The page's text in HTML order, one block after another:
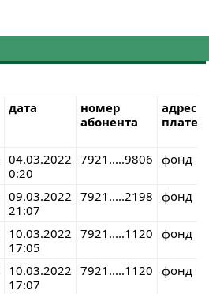
дата
номер
абонента
04.03.2022
0:20
7921.....9806 фонд
09.03.2022
21:07
7921.....2198 фонд
10.03.2022
17:05
7921.....1120 фонд
10.03.2022
17:07
7921.....1120 фонд